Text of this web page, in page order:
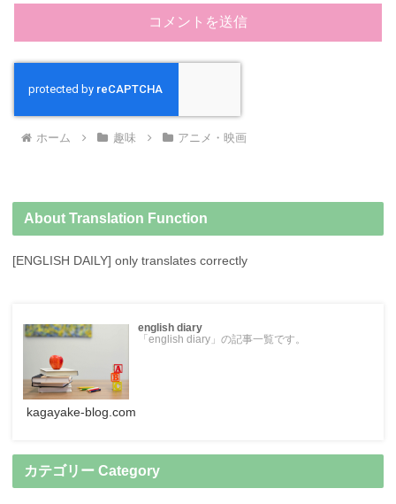
ホーム 趣味 アニメ・映画
About Translation Function
[ENGLISH DAILY] only translates correctly
english diary
「english diary」の記事一覧です。
kagayake-blog.com
カテゴリー Category